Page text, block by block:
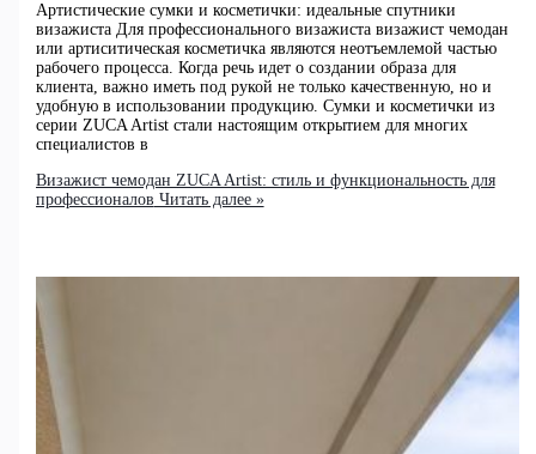
Артистические сумки и косметички: идеальные спутники
визажиста Для профессионального визажиста визажист чемодан
или артиситическая косметичка являются неотъемлемой частью
рабочего процесса. Когда речь идет о создании образа для
клиента, важно иметь под рукой не только качественную, но и
удобную в использовании продукцию. Сумки и косметички из
серии ZUCA Artist стали настоящим открытием для многих
специалистов в
Визажист чемодан ZUCA Artist: стиль и функциональность для
профессионалов Читать далее »